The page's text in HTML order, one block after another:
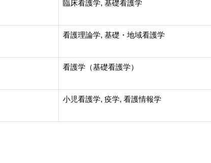
臨床看護学, 基礎看護学
看護理論学, 基礎・地域看護学
看護学（基礎看護学）
小児看護学, 疫学, 看護情報学